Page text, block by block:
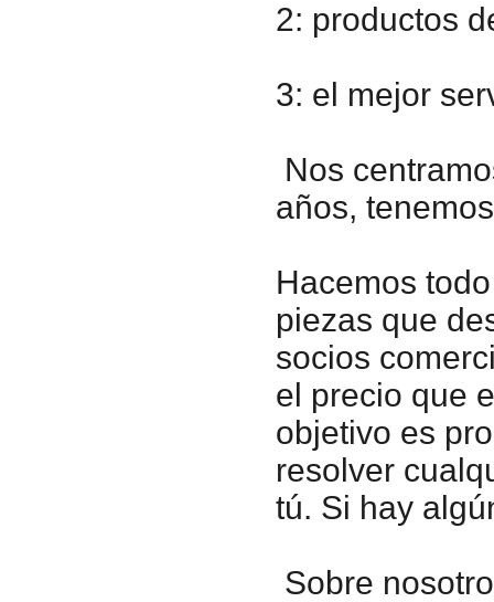
2: productos
3: el mejor
Nos
años,
Hacemos
piezas que
socios
el precio que
objetivo es
resolver
tú. Si hay
Sobre